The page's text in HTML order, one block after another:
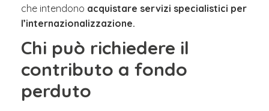
che intendono acquistare servizi specialistici per
l’internazionalizzazione.
Chi può richiedere il
contributo a fondo
perduto